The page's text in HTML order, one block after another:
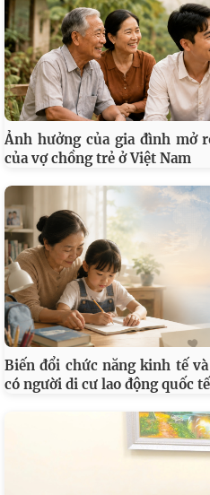
Ảnh hưởng của gia đình mở
của vợ chồng trẻ ở Việt Nam
Biến đổi chức năng kinh tế
có người di cư lao động quốc tế